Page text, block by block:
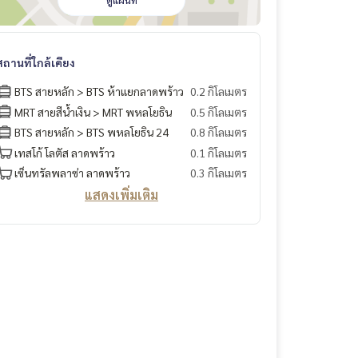
ถานที่ใกล้เคียง
BTS สายหลัก > BTS ห้าแยกลาดพร้าว 0.2 กิโลเมตร
MRT สายสีน้ำเงิน > MRT พหลโยธิน
0.5 กิโลเมตร
BTS สายหลัก > BTS พหลโยธิน 24
0.8 กิโลเมตร
เทสโก้ โลตัส ลาดพร้าว
0.1 กิโลเมตร
เซ็นทรัลพลาซ่า ลาดพร้าว
0.3 กิโลเมตร
แสดงเพิ่มเติม